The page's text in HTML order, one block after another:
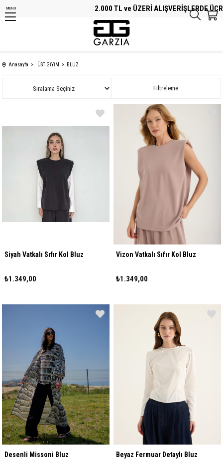
2.000 TL ve ÜZERİ ALIŞVERİŞLERDE
MENU
Anasayfa ÜST GİYİM BLUZ
Filtreleme
Sıralama
Siyah Vatkalı Sıfır Kol Bluz
₺1.349,00
Vizon Vatkalı Sıfır Kol Bluz
₺1.349,00
Desenli Missoni Bluz Beyaz Fermuar Detaylı Bluz